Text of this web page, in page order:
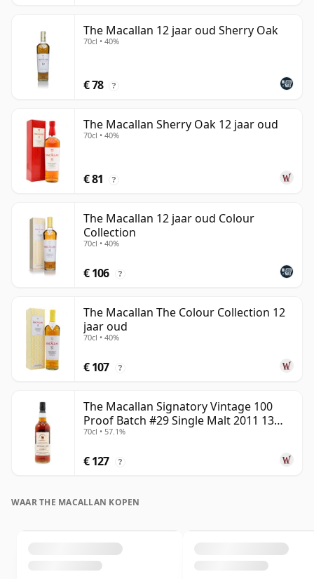
The Macallan 12 jaar oud Sherry Oak
70cl • 40%
€ 78 ?
The Macallan Sherry Oak 12 jaar oud
70cl • 40%
€ 81 ?
The Macallan 12 jaar oud Colour
Collection
70cl • 40%
€ 106 ?
The Macallan The Colour Collection 12
jaar oud
70cl • 40%
€ 107 ?
The Macallan Signatory Vintage 100
Proof Batch #29 Single Malt 2011 13
jaar oud
70cl • 57.1%
€ 127 ?
WAAR THE MACALLAN KOPEN